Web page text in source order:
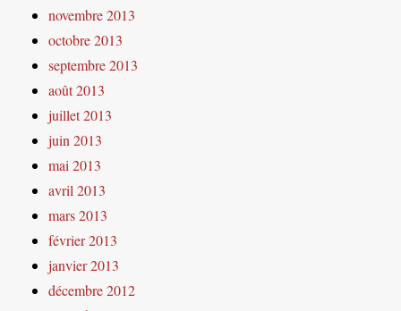
novembre 2013
octobre 2013
septembre 2013
août 2013
juillet 2013
juin 2013
mai 2013
avril 2013
mars 2013
février 2013
janvier 2013
décembre 2012